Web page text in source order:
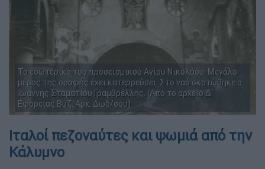
Το εσωτερικό του προσεισμικού Αγίου Νικολάου. Μεγάλο
μέρος της οροφής έχει κατερρεύσει. Στο ναό σκοτώθηκε ο
Ιωάννης Σταματίου Γραμβρέλλης. (Από το αρχείο Δ΄
Εφορείας Βυζ. Αρχ. Δωδ/σου)
Ιταλοί πεζοναύτες και ψωμιά από την
Κάλυμνο